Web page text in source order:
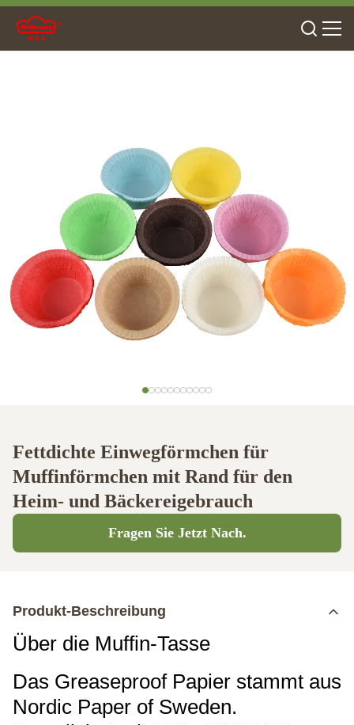
Fettdichte Einwegförmchen für
Muffinförmchen mit Rand für den
Heim- und Bäckereigebrauch
Fragen Sie Jetzt Nach.
Produkt-Beschreibung
Über die Muffin-Tasse
Das Greaseproof Papier stammt aus
Nordic Paper of Sweden.